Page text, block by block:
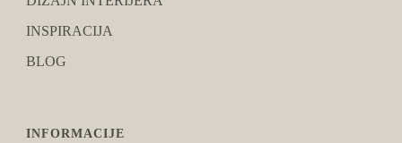
INSPIRACIJA
BLOG
INFORMACIJE